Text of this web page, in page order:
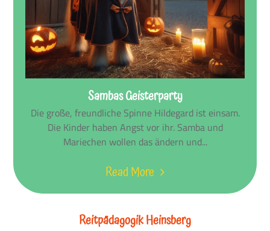
Sambas Geisterparty
Die große, freundliche Spinne Hildegard ist einsam.
Die Kinder haben Angst vor ihr. Samba und
Mariechen wollen das ändern und...
Read More
Reitpädagogik Heinsberg